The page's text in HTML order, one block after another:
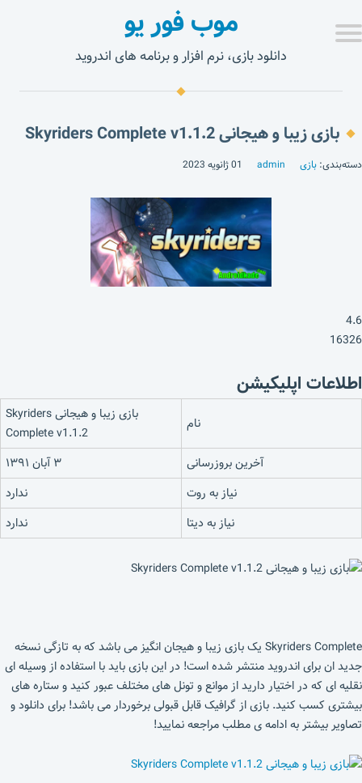
موب فور یو
دانلود بازی، نرم افزار و برنامه های اندروید
بازی زیبا و هیجانی Skyriders Complete v1.1.2
دسته‌بندی: بازی admin 01 ژانویه 2023
4.6
16326
اطلاعات اپلیکیشن
نام
بازی زیبا و هیجانی Skyriders
Complete v1.1.2
آخرین بروزرسانی
۳ آبان ۱۳۹۱
نیاز به روت
ندارد
نیاز به دیتا
ندارد
Skyriders Complete یک بازی زیبا و هیجان انگیز می باشد که به تازگی نسخه
جدید ان برای اندروید منتشر شده است! در این بازی باید با استفاده از وسیله ای
نقلیه ای که در اختیار دارید از موانع و تونل های مختلف عبور کنید و ستاره های
بیشتری کسب کنید. بازی از گرافیک قابل قبولی برخوردار می باشد! برای دانلود و
تصاویر بیشتر به ادامه ی مطلب مراجعه نمایید!